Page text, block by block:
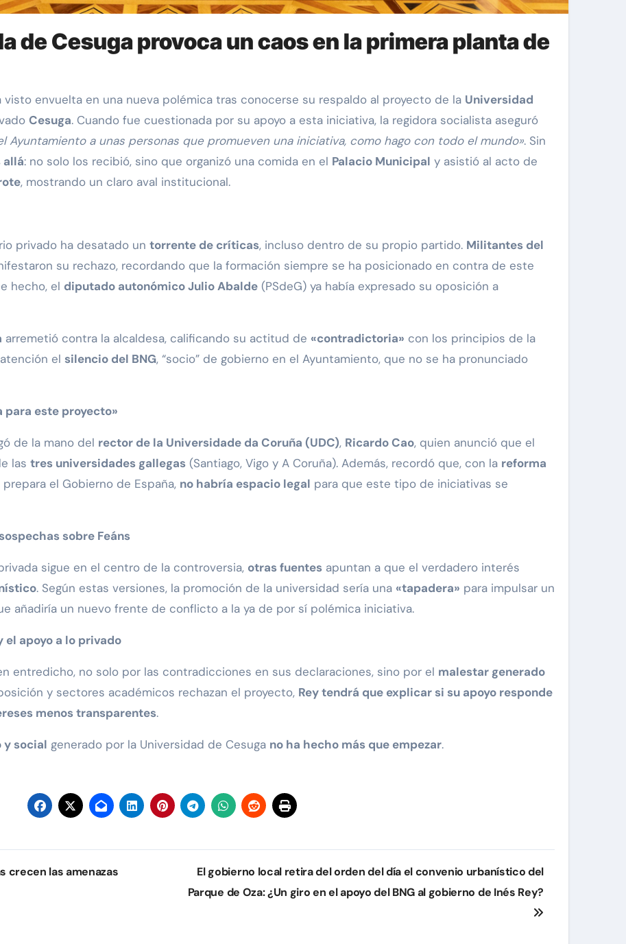
de Cesuga provoca un caos en la primera planta de
visto envuelta en una nueva polémica tras conocerse su respaldo al proyecto de la Universidad
Cesuga. Cuando fue cuestionada por su apoyo a esta iniciativa, la regidora socialista aseguró
Ayuntamiento a unas personas que promueven una iniciativa, como hago con todo el mundo». Sin
allá: no solo los recibió, sino que organizó una comida en el Palacio Municipal y asistió al acto de
, mostrando un claro aval institucional.
privado ha desatado un torrente de críticas, incluso dentro de su propio partido. Militantes del
su rechazo, recordando que la formación siempre se ha posicionado en contra de este
hecho, el diputado autonómico Julio Abalde (PSdeG) ya había expresado su oposición a
arremetió contra la alcaldesa, calificando su actitud de «contradictoria» con los principios de la
el silencio del BNG, “socio” de gobierno en el Ayuntamiento, que no se ha pronunciado
para este proyecto»
de la mano del rector de la Universidade da Coruña (UDC), Ricardo Cao, quien anunció que el
las tres universidades gallegas (Santiago, Vigo y A Coruña). Además, recordó que, con la reforma
prepara el Gobierno de España, no habría espacio legal para que este tipo de iniciativas se
sobre Feáns
sigue en el centro de la controversia, otras fuentes apuntan a que el verdadero interés
. Según estas versiones, la promoción de la universidad sería una «tapadera» para impulsar un
añadiría un nuevo frente de conflicto a la ya de por sí polémica iniciativa.
el apoyo a lo privado
entredicho, no solo por las contradicciones en sus declaraciones, sino por el malestar generado
y sectores académicos rechazan el proyecto, Rey tendrá que explicar si su apoyo responde
menos transparentes.
y social generado por la Universidad de Cesuga no ha hecho más que empezar.
crecen las amenazas
El gobierno local retira del orden del día el convenio urbanístico del
Parque de Oza: ¿Un giro en el apoyo del BNG al gobierno de Inés Rey?